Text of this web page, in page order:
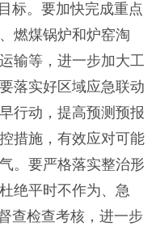
标。要加快完成重点
燃煤锅炉和炉窑淘
输等，进一步加大工
落实好区域应急联动
行动，提高预测预报
措施，有效应对可能
。要严格落实整治形
绝平时不作为、急
查检查考核，进一步